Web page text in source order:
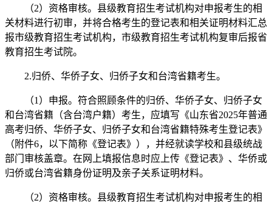
（2）资格审核。县级教育招生考试机构对申报考生的相
关材料进行初审，并将合格考生的登记表和相关证明材料汇总
报市级教育招生考试机构，市级教育招生考试机构复审后报省
教育招生考试院。
2.归侨、华侨子女、归侨子女和台湾省籍考生。
（1）申报。符合照顾条件的归侨、华侨子女、归侨子女
和台湾省籍（含台湾户籍）考生，应填写《山东省2025年普通
高考归侨、华侨子女、归侨子女和台湾省籍特殊考生登记表》
（附件6，以下简称《登记表》），并经就读学校和县级统战
部门审核盖章。在网上填报信息时应上传《登记表》、华侨或
归侨或台湾省籍身份证明及亲子关系证明材料。
（2）资格审核。县级教育招生考试机构对申报考生的相